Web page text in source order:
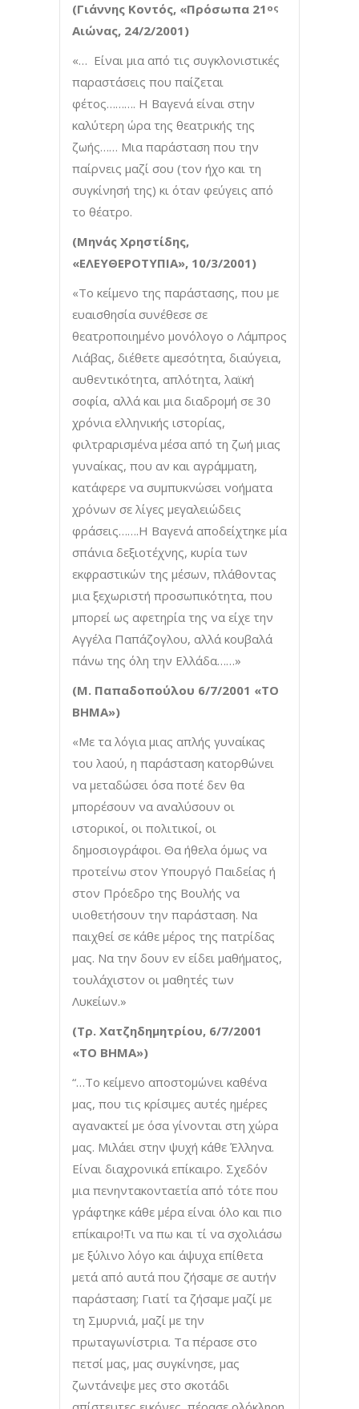
(Γιάννης Κοντός, «Πρόσωπα 21 ος
Αιώνας, 24/2/2001)
«… Είναι μια από τις συγκλονιστικές
παραστάσεις που παίζεται
φέτος………. Η Βαγενά είναι στην
καλύτερη ώρα της θεατρικής της
ζωής…… Μια παράσταση που την
παίρνεις μαζί σου (τον ήχο και τη
συγκίνησή της) κι όταν φεύγεις από
το θέατρο.
(Μηνάς Χρηστίδης,
«ΕΛΕΥΘΕΡΟΤΥΠΙΑ», 10/3/2001)
«Το κείμενο της παράστασης, που με
ευαισθησία συνέθεσε σε
θεατροποιημένο μονόλογο ο Λάμπρος
Λιάβας, διέθετε αμεσότητα, διαύγεια,
αυθεντικότητα, απλότητα, λαϊκή
σοφία, αλλά και μια διαδρομή σε 30
χρόνια ελληνικής ιστορίας,
φιλτραρισμένα μέσα από τη ζωή μιας
γυναίκας, που αν και αγράμματη,
κατάφερε να συμπυκνώσει νοήματα
χρόνων σε λίγες μεγαλειώδεις
φράσεις…….Η Βαγενά αποδείχτηκε μία
σπάνια δεξιοτέχνης, κυρία των
εκφραστικών της μέσων, πλάθοντας
μια ξεχωριστή προσωπικότητα, που
μπορεί ως αφετηρία της να είχε την
Αγγέλα Παπάζογλου, αλλά κουβαλά
πάνω της όλη την Ελλάδα……»
(Μ. Παπαδοπούλου 6/7/2001 «ΤΟ
ΒΗΜΑ»)
«Με τα λόγια μιας απλής γυναίκας
του λαού, η παράσταση κατορθώνει
να μεταδώσει όσα ποτέ δεν θα
μπορέσουν να αναλύσουν οι
ιστορικοί, οι πολιτικοί, οι
δημοσιογράφοι. Θα ήθελα όμως να
προτείνω στον Υπουργό Παιδείας ή
στον Πρόεδρο της Βουλής να
υιοθετήσουν την παράσταση. Να
παιχθεί σε κάθε μέρος της πατρίδας
μας. Να την δουν εν είδει μαθήματος,
τουλάχιστον οι μαθητές των
Λυκείων.»
(Τρ. Χατζηδημητρίου, 6/7/2001
«ΤΟ ΒΗΜΑ»)
“…Το κείμενο αποστομώνει καθένα
μας, που τις κρίσιμες αυτές ημέρες
αγανακτεί με όσα γίνονται στη χώρα
μας. Μιλάει στην ψυχή κάθε Έλληνα.
Είναι διαχρονικά επίκαιρο. Σχεδόν
μια πενηντακονταετία από τότε που
γράφτηκε κάθε μέρα είναι όλο και πιο
επίκαιρο!Τι να πω και τί να σχολιάσω
με ξύλινο λόγο και άψυχα επίθετα
μετά από αυτά που ζήσαμε σε αυτήν
παράσταση; Γιατί τα ζήσαμε μαζί με
τη Σμυρνιά, μαζί με την
πρωταγωνίστρια. Τα πέρασε στο
πετσί μας, μας συγκίνησε, μας
ζωντάνεψε μες στο σκοτάδι